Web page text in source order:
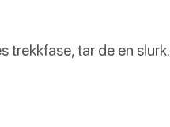
trekkfase, tar de en slurk.